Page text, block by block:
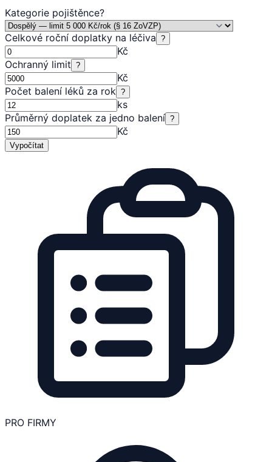
Kategorie pojištěnce?
Celkové roční doplatky na léčiva ?
Kč
Ochranný limit ?
Kč
Počet balení léků za rok ?
ks
Průměrný doplatek za jedno balení ?
Kč
Vypočítat
PRO FIRMY